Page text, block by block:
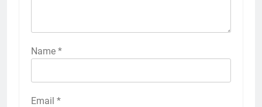
Name *
Email *